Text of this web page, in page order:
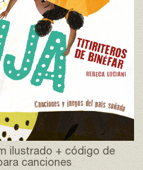
ilustrado + código de
canciones